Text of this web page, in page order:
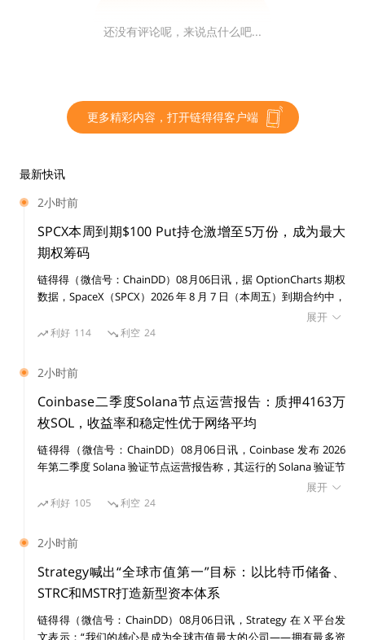
个 Satoshi 第一次出现的时间。
既然可以附上任何信息，那我们就搞一个规范吧！推特用
始用这个标准往 Satoshi 上附加信息。
”一群狂热粉丝发起的活动“我们不能在哥哥的纪念卡上乱
涂乱画，必须要按照规则：七个爱心开始，中间 15 个
字，结尾427个爱心结束”
ORDI
00 万个。
第一批狂热粉丝按照上面那个规则写的第一批纪念卡
3、比特币各项数据剧烈波动
续费，目前已飙涨到 4.85 BTC 手续费。矿工收益颇丰。
由于 Inscription 和 BRC-20 的火热，5月7日 Bitcoin 网
络上有超过 40 万笔交易待确认，创下历史新高。币安出
还没有评论呢，来说点什么吧...
更多精彩内容，打开链得得客户端
最新快讯
2小时前
SPCX本周到期$100 Put持仓激增至5万份，成为最大
期权筹码
链得得（微信号：ChainDD）08月06日讯，据 OptionCharts 期权
数据，SpaceX（SPCX）2026 年 8 月 7 日（本周五）到期合约中，
100 美元行权价 Put 期权未平仓合约升至 50,158 份，占据当前期
权持仓最高水平之一。 截至目前，SPCX 100 美元价位 Call 未平仓
集中布局下行保护或看跌头寸。 此前消息，昨日美股收盘，SPCX
收盘价为 108.27 美元，跌幅超 13%。
展开
利好 114 利空 24
2小时前
Coinbase二季度Solana节点运营报告：质押4163万
枚SOL，收益率和稳定性优于网络平均
链得得（微信号：ChainDD）08月06日讯，Coinbase 发布 2026
年第二季度 Solana 验证节点运营报告称，其运行的 Solana 验证节
点在收益率、稳定性和基础设施分布方面均优于网络平均水平。数
据显示，Coinbase 目前通过 23 个验证节点质押约 4163 万枚
括美国、英国、德国、日本、新加坡等地区。核心运营数据如下：
质押规模：4163 万 SOL，占全网质押量 9.72%； 质押收益率：Q2
2026 季度 APY 为 6.52%，高于全网平均 6.38%，领先 14 个基点；
区块跳过率（skip rate）：0.035%，低于全网平均 0.136%，约为
网络平均水平的四分之一。 Coinbase 表示，其验证节点采用多客
户端架构，目前运行 Harmonic、Jito、JitoBAM 和 Firedancer 等
展开
利好 105 利空 24
2小时前
Strategy喊出“全球市值第一”目标：以比特币储备、
STRC和MSTR打造新型资本体系
链得得（微信号：ChainDD）08月06日讯，Strategy 在 X 平台发
文表示：“我们的雄心是成为全球市值最大的公司——拥有最多资